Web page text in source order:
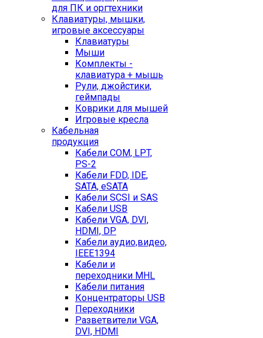
для ПК и оргтехники
Клавиатуры, мышки,
игровые аксессуары
Клавиатуры
Мыши
Комплекты -
клавиатура + мышь
Рули, джойстики,
геймпады
Коврики для мышей
Игровые кресла
Кабельная
продукция
Кабели COM, LPT,
PS-2
Кабели FDD, IDE,
SATA, eSATA
Кабели SCSI и SAS
Кабели USB
Кабели VGA, DVI,
HDMI, DP
Кабели аудио,видео,
IEEE1394
Кабели и
переходники MHL
Кабели питания
Концентраторы USB
Переходники
Разветвители VGA,
DVI, HDMI